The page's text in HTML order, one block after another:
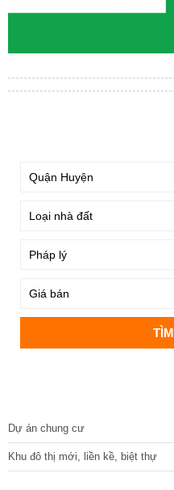
Dự án chung cư
Khu đô thị mới, liền kề, biệt thự